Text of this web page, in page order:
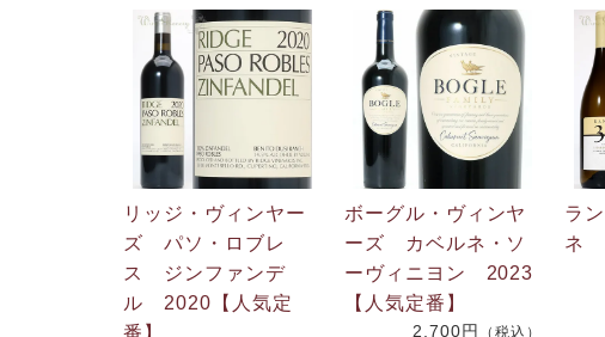
リッジ・ヴィンヤー
ズ パソ・ロブレ
ス ジンファンデ
ル 2020【人気定
番】
ボーグル・ヴィンヤ
ーズ カベルネ・ソ
ーヴィニヨン 2023
【人気定番】
2,700円 （税込）
ラ
ネ